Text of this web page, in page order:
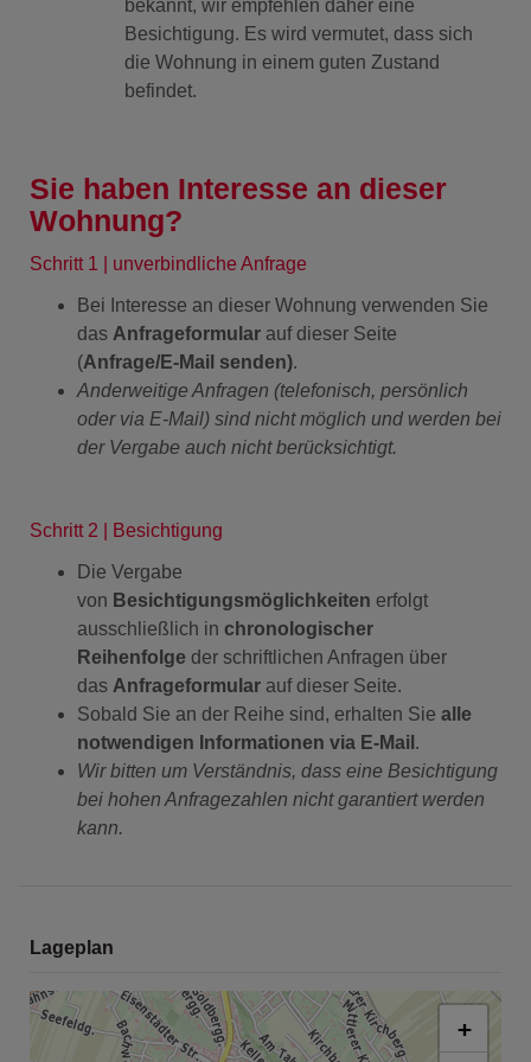
bekannt, wir empfehlen daher eine
Besichtigung. Es wird vermutet, dass sich
die Wohnung in einem guten Zustand
befindet.
Sie haben Interesse an dieser
Wohnung?
Schritt 1 | unverbindliche Anfrage
Bei Interesse an dieser Wohnung verwenden Sie
das Anfrageformular auf dieser Seite
(Anfrage/E-Mail senden).
Anderweitige Anfragen (telefonisch, persönlich
oder via E-Mail) sind nicht möglich und werden bei
der Vergabe auch nicht berücksichtigt.
Schritt 2 | Besichtigung
Die Vergabe
von Besichtigungsmöglichkeiten erfolgt
ausschließlich in chronologischer
Reihenfolge der schriftlichen Anfragen über
das Anfrageformular auf dieser Seite.
Sobald Sie an der Reihe sind, erhalten Sie alle
notwendigen Informationen via E-Mail .
Wir bitten um Verständnis, dass eine Besichtigung
bei hohen Anfragezahlen nicht garantiert werden
kann.
Lageplan
+